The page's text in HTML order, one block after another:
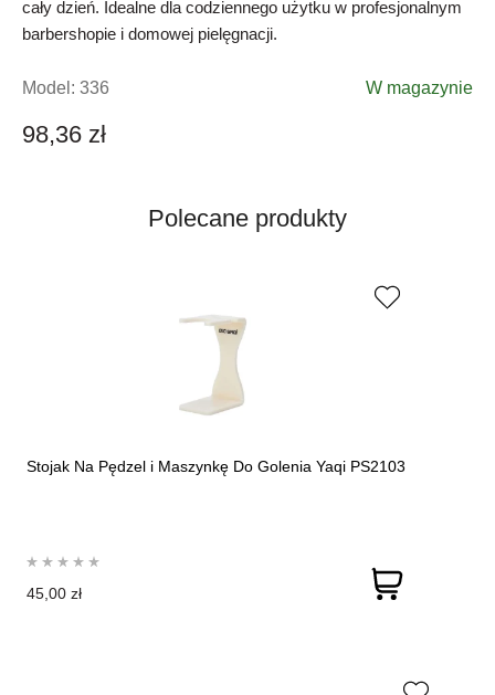
W magazynie
Model: 336
98,36 zł
cały dzień. Idealne dla codziennego użytku w profesjonalnym
barbershopie i domowej pielęgnacji.
Polecane produkty
Stojak Na Pędzel i Maszynkę Do Golenia Yaqi PS2103
45,00 zł